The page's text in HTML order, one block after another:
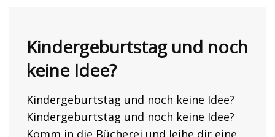
Kindergeburtstag und noch
keine Idee?
Kindergeburtstag und noch keine Idee?
Kindergeburtstag und noch keine Idee?
Komm in die Bücherei und leihe dir eine